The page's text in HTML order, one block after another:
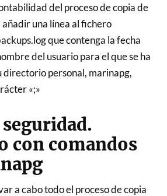
del proceso de copia de
una línea al fichero
que contenga la fecha
del usuario para el que se ha
directorio personal, marinapg,
«;»
seguridad.
con comandos
a cabo todo el proceso de copia